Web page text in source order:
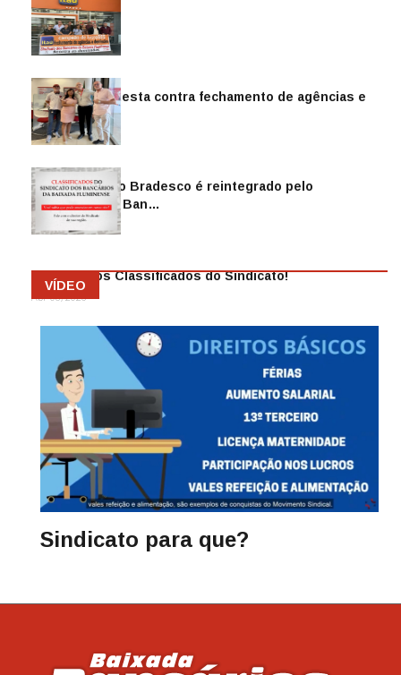
Sindicato protesta contra fechamento de agências e
as demiss…
Mai 13, 2026
Funcionário do Bradesco é reintegrado pelo
Sindicato dos Ban…
Abr 08, 2026
Anuncie nos Classificados do Sindicato!
Abr 08, 2026
VÍDEO
Sindicato para que?